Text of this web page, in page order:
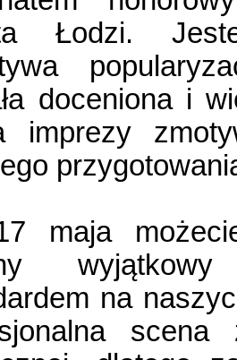
Łodzi.
doceniona i
imprezy
maja
na